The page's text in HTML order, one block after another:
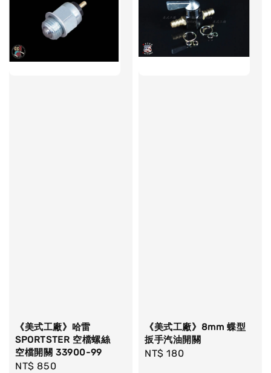
《美式工廠》哈雷
SPORTSTER 空檔螺絲
空檔開關 33900-99
Regular
NT$ 850
《美式工廠》8mm 蝶型
扳手汽油開關
Regular
NT$ 180